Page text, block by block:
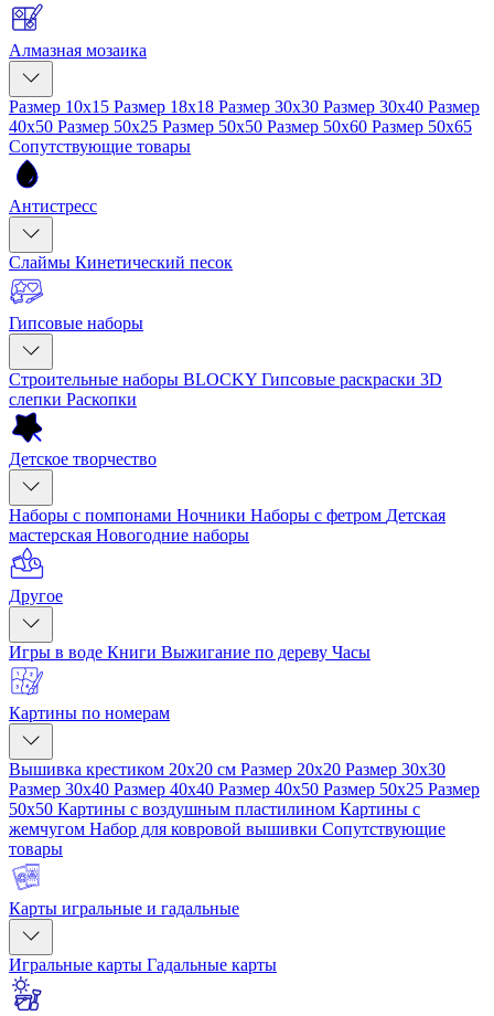
Алмазная мозаика
Размер 10x15 Размер 18x18 Размер 30x30 Размер 30x40 Размер
40x50 Размер 50x25 Размер 50x50 Размер 50x60 Размер 50x65
Сопутствующие товары
Антистресс
Слаймы Кинетический песок
Гипсовые наборы
Строительные наборы BLOCKY Гипсовые раскраски 3D
слепки Раскопки
Детское творчество
Наборы с помпонами Ночники Наборы с фетром Детская
мастерская Новогодние наборы
Другое
Игры в воде Книги Выжигание по дереву Часы
Картины по номерам
Вышивка крестиком 20x20 см Размер 20x20 Размер 30x30
Размер 30x40 Размер 40x40 Размер 40x50 Размер 50x25 Размер
50x50 Картины с воздушным пластилином Картины с
жемчугом Набор для ковровой вышивки Сопутствующие
товары
Карты игральные и гадальные
Игральные карты Гадальные карты